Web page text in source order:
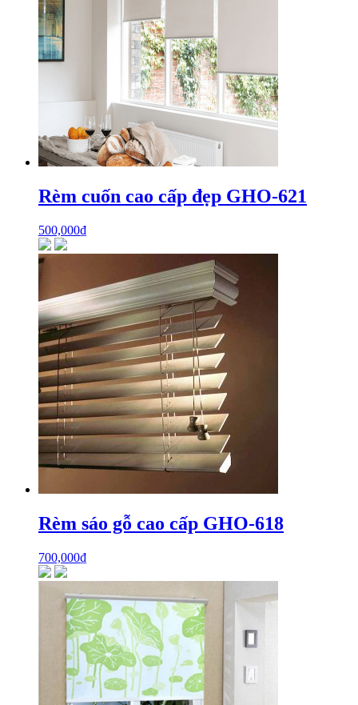
Rèm cuốn cao cấp đẹp GHO-621
500,000₫
Rèm sáo gỗ cao cấp GHO-618
700,000₫